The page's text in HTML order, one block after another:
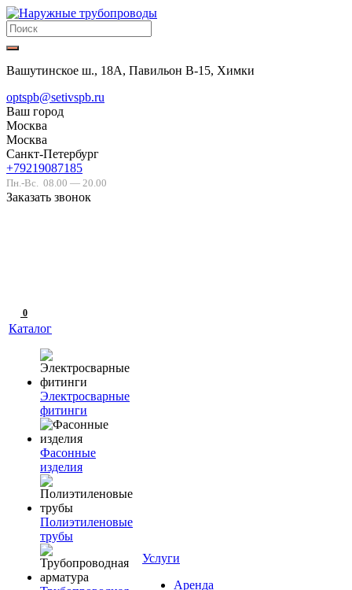
Вашутинское ш., 18А, Павильон В-15, Химки
optspb@setivspb.ru
Ваш город
Москва
Москва
Санкт-Петербург
+79219087185
Пн.-Вс. 08.00 — 20.00
Заказать звонок
0
Каталог
Электросварные
фитинги
Фасонные
изделия
Полиэтиленовые
трубы
Услуги
Аренда